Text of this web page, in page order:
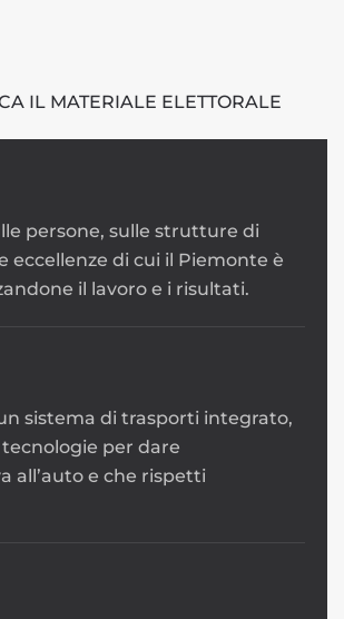
IL MATERIALE ELETTORALE
persone, sulle strutture di
eccellenze di cui il Piemonte è
il lavoro e i risultati.
sistema di trasporti integrato,
per dare
all’auto e che rispetti